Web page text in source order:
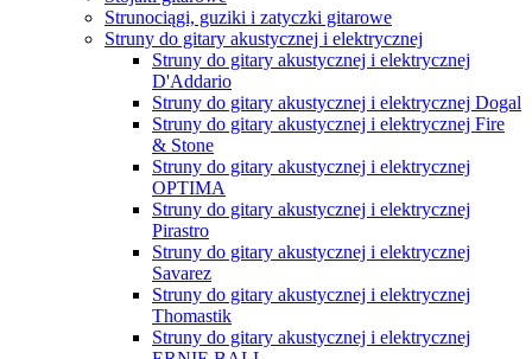
Strunociągi, guziki i zatyczki gitarowe
Struny do gitary akustycznej i elektrycznej
Struny do gitary akustycznej i elektrycznej
D'Addario
Struny do gitary akustycznej i elektrycznej Dogal
Struny do gitary akustycznej i elektrycznej Fire
& Stone
Struny do gitary akustycznej i elektrycznej
OPTIMA
Struny do gitary akustycznej i elektrycznej
Pirastro
Struny do gitary akustycznej i elektrycznej
Savarez
Struny do gitary akustycznej i elektrycznej
Thomastik
Struny do gitary akustycznej i elektrycznej